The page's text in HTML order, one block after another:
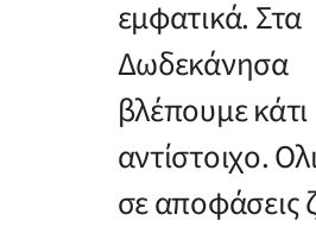
εμφατικά. Στα
Δωδεκάνησα
βλέπουμε κάτι
αντίστοιχο.
σε αποφάσεις